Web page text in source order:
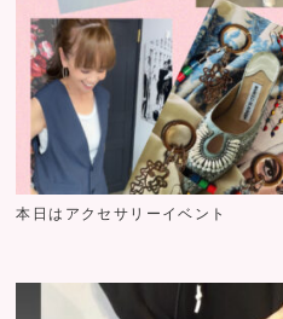
本日はアクセサリーイベント